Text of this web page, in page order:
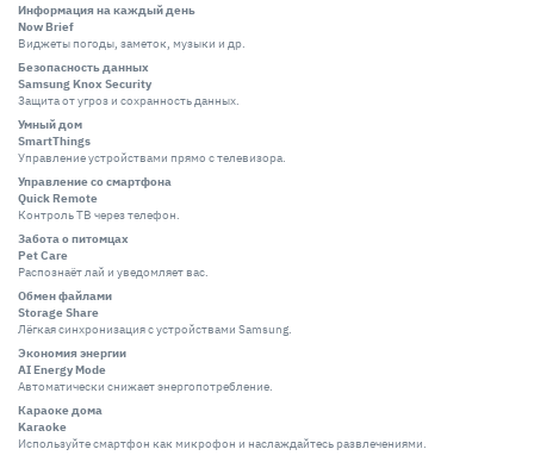
Информация на каждый день
Now Brief
Виджеты погоды, заметок, музыки и др.
Безопасность данных
Samsung Knox Security
Защита от угроз и сохранность данных.
Умный дом
SmartThings
Управление устройствами прямо с телевизора.
Управление со смартфона
Quick Remote
Контроль ТВ через телефон.
Забота о питомцах
Pet Care
Распознаёт лай и уведомляет вас.
Обмен файлами
Storage Share
Лёгкая синхронизация с устройствами Samsung.
Экономия энергии
AI Energy Mode
Автоматически снижает энергопотребление.
Караоке дома
Karaoke
Используйте смартфон как микрофон и наслаждайтесь развлечениями.